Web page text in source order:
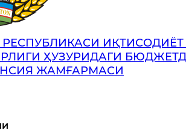
ИҚТИСОДИЁТ
ҲУЗУРИДАГИ
ЖАМҒАРМАСИ